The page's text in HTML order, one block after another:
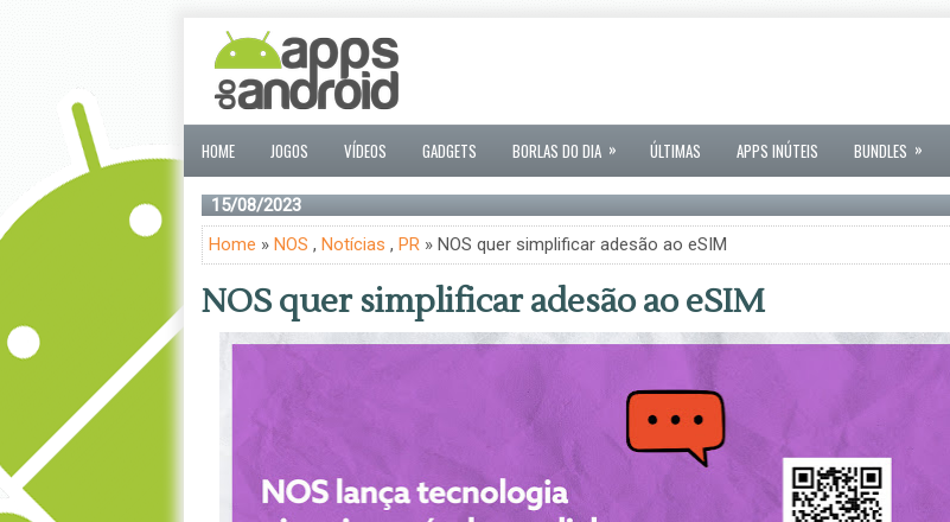
HOME JOGOS VÍDEOS GADGETS BORLAS DO DIA » ÚLTIMAS APPS INÚTEIS BUNDLES »
15/08/2023
Home » NOS , Notícias , PR» NOS quer simplificar adesão ao eSIM
NOS quer simplificar adesão ao eSIM